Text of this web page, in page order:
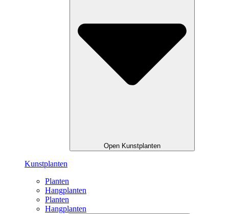
Open Kunstplanten
Kunstplanten
Planten
Hangplanten
Planten
Hangplanten